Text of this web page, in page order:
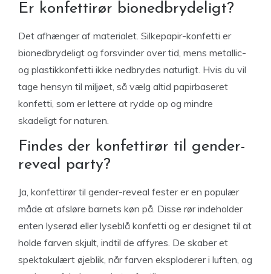
Er konfettirør bionedbrydeligt?
Det afhænger af materialet. Silkepapir-konfetti er
bionedbrydeligt og forsvinder over tid, mens metallic-
og plastikkonfetti ikke nedbrydes naturligt. Hvis du vil
tage hensyn til miljøet, så vælg altid papirbaseret
konfetti, som er lettere at rydde op og mindre
skadeligt for naturen.
Findes der konfettirør til gender-
reveal party?
Ja, konfettirør til gender-reveal fester er en populær
måde at afsløre barnets køn på. Disse rør indeholder
enten lyserød eller lyseblå konfetti og er designet til at
holde farven skjult, indtil de affyres. De skaber et
spektakulært øjeblik, når farven eksploderer i luften, og